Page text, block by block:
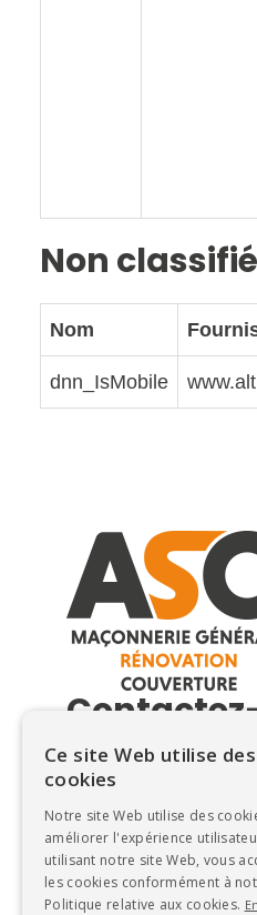
Non
Nom
dnn_IsMobile
Altitude Sécurité
Tél. : 0643457357
E-mail :
Ce site Web utilise des
cookies
Notre site Web utilise des
améliorer l'expérience
utilisant notre site Web, vous
les cookies conformément à
Politique relative aux cookies.